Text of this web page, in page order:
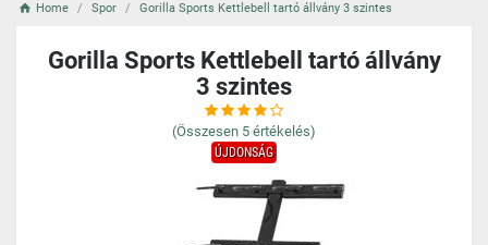
Home Spor Gorilla Sports Kettlebell tartó állvány 3 szintes
Gorilla Sports Kettlebell tartó állvány
3 szintes
(Összesen 5 értékelés)
ÚJDONSÁG